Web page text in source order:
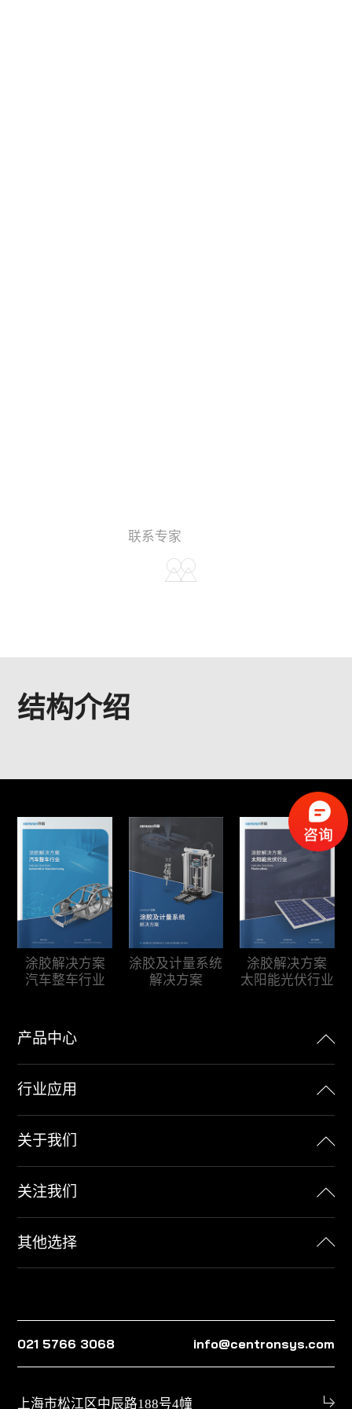
联系专家
结构介绍
产品中心
行业应用
关于我们
关注我们
其他选择
涂胶解决方案
汽车整车行业
涂胶及计量系统
解决方案
涂胶解决方案
太阳能光伏行业
021 5766 3068 info@centronsys.com
上海市松江区中辰路188号4幢